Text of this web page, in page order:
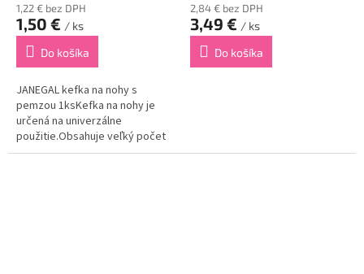
1,22 € bez DPH
1,50 € / ks
Do košíka
JANEGAL kefka na nohy s
pemzou 1ksKefka na nohy je
určená na univerzálne
použitie.Obsahuje veľký počet
štetín, ktoré preniknú aj do
2,84 € bez DPH
3,49 € / ks
Do košíka